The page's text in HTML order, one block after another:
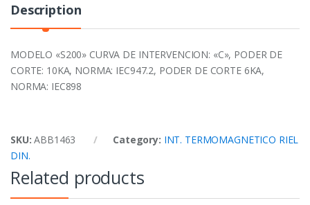
Description
MODELO «S200» CURVA DE INTERVENCION: «C», PODER DE
CORTE: 10KA, NORMA: IEC947.2, PODER DE CORTE 6KA,
NORMA: IEC898
SKU:ABB1463 Category: INT. TERMOMAGNETICO RIEL
DIN.
Related products